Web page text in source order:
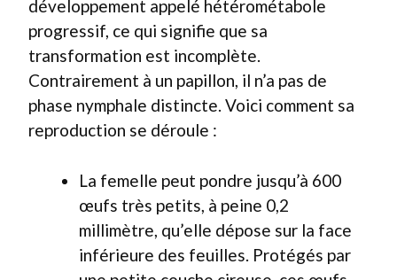
développement appelé hétérométabole
progressif, ce qui signifie que sa
transformation est incomplète.
Contrairement à un papillon, il n’a pas de
phase nymphale distincte. Voici comment sa
reproduction se déroule :
La femelle peut pondre jusqu’à 600
œufs très petits, à peine 0,2
millimètre, qu’elle dépose sur la face
inférieure des feuilles. Protégés par